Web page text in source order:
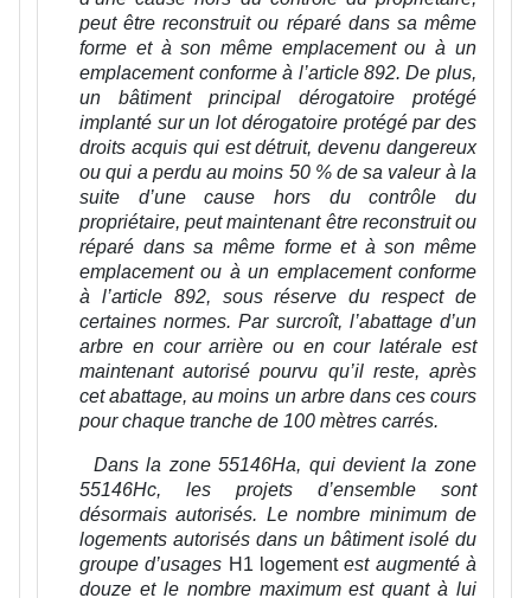
peut être reconstruit ou réparé dans sa même
forme et à son même emplacement ou à un
emplacement conforme à l’article 892. De plus,
un bâtiment principal dérogatoire protégé
implanté sur un lot dérogatoire protégé par des
droits acquis qui est détruit, devenu dangereux
ou qui a perdu au moins 50 % de sa valeur à la
suite d’une cause hors du contrôle du
propriétaire, peut maintenant être reconstruit ou
réparé dans sa même forme et à son même
emplacement ou à un emplacement conforme
à l’article 892, sous réserve du respect de
certaines normes. Par surcroît, l’abattage d’un
arbre en cour arrière ou en cour latérale est
maintenant autorisé pourvu qu’il reste, après
cet abattage, au moins un arbre dans ces cours
pour chaque tranche de 100 mètres carrés.
Dans la zone 55146Ha, qui devient la zone
55146Hc, les projets d’ensemble sont
désormais autorisés. Le nombre minimum de
logements autorisés dans un bâtiment isolé du
groupe d’usages H1 logementest augmenté à
douze et le nombre maximum est quant à lui